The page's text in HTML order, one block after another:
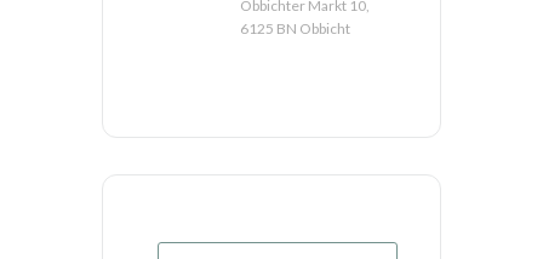
Obbichter Markt 10,
6125 BN Obbicht